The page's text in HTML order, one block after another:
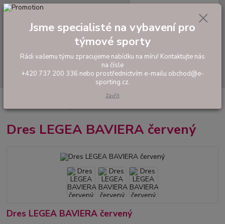
Hledat
tel: +420 737 200 336
0,00 Kč
Tréninkové oblečení
LEGEA BAVIERA červený
Dres LEGEA BAVIERA červený
Dres LEGEA BAVIERA červený
Jsme specialisté na vybavení pro
týmové sporty
Rádi vašemu týmu zpracujeme nabídku na míru! Kontaktujte nás
na čísle
+420 737 200 336 nebo prostřednictvím e-mailu obchod@e-
sporting.cz.
Zavřít